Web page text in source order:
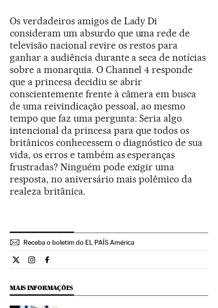
Os verdadeiros amigos de Lady Di
consideram um absurdo que uma rede de
televisão nacional revire os restos para
ganhar a audiência durante a seca de notícias
sobre a monarquia. O Channel 4 responde
que a princesa decidiu se abrir
conscientemente frente à câmera em busca
de uma reivindicação pessoal, ao mesmo
tempo que faz uma pergunta: Seria algo
intencional da princesa para que todos os
britânicos conhecessem o diagnóstico de sua
vida, os erros e também as esperanças
frustradas? Ninguém pode exigir uma
resposta, no aniversário mais polêmico da
realeza britânica.
Receba o boletim do EL PAÍS América
Estilo El País Brasil en Twitter
Estilo El País Brasil en Instagram
Estilo El País Brasil en Facebook
MAIS INFORMAÇÕES